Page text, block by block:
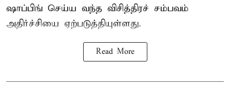
ஷாப்பிங் செய்ய வந்த விசித்திரச் சம்பவம்
அதிர்ச்சியை ஏற்படுத்தியுள்ளது.
Read More